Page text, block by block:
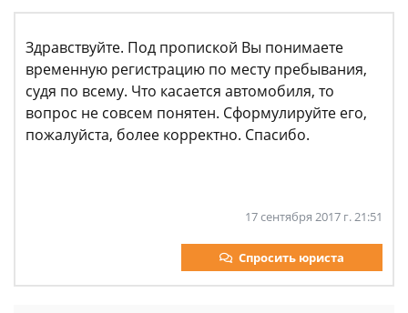
Здравствуйте. Под пропиской Вы понимаете
временную регистрацию по месту пребывания,
судя по всему. Что касается автомобиля, то
вопрос не совсем понятен. Сформулируйте его,
пожалуйста, более корректно. Спасибо.
17 сентября 2017 г. 21:51
Спросить юриста